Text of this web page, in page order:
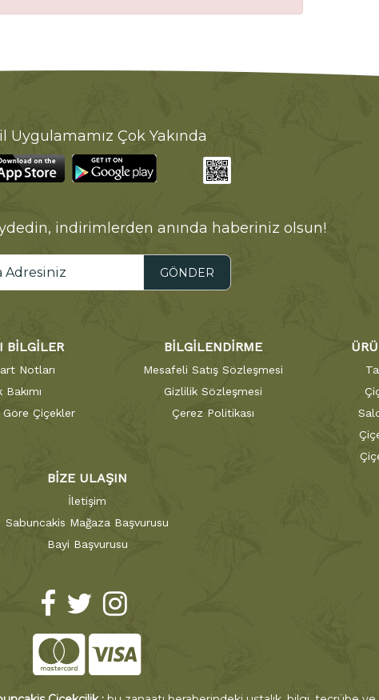
Uygulamamız Çok Yakında
indirimlerden anında haberiniz olsun!
GÖNDER
BİLGİLER
Notları
Bakımı
Göre Çiçekler
BİLGİLENDİRME
Mesafeli Satış Sözleşmesi
Gizlilik Sözleşmesi
Çerez Politikası
BİZE ULAŞIN
İletişim
Sabuncakis Mağaza Başvurusu
Bayi Başvurusu